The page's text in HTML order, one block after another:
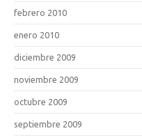
febrero 2010
enero 2010
diciembre 2009
noviembre 2009
octubre 2009
septiembre 2009